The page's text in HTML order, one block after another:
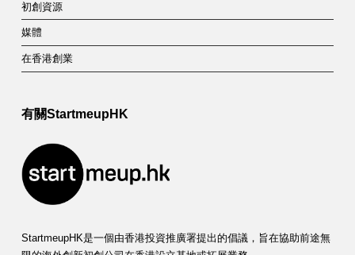
初創資源
媒體
在香港創業
有關StartmeupHK
StartmeupHK是一個由香港投資推廣署提出的倡議，旨在協助前途無